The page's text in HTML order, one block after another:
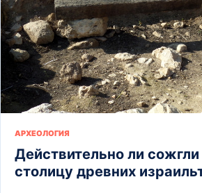
АРХЕОЛОГИЯ
Действительно ли
столицу древних